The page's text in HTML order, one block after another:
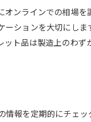
れる方法
ンラインでの相場
ションを大切にし
ト品は製造上のわ
報を定期的にチェ